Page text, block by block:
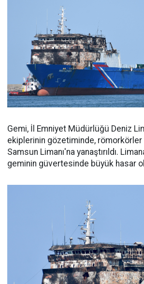
Gemi, İl Emniyet Müdürlüğü Deniz
ekiplerinin gözetiminde, römorkörler
Samsun Limanı'na yanaştırıldı.
geminin güvertesinde büyük hasar